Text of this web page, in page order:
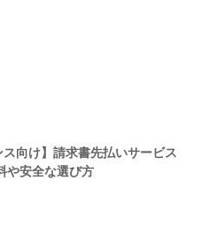
ス向け】請求書先払いサービス
や安全な選び方